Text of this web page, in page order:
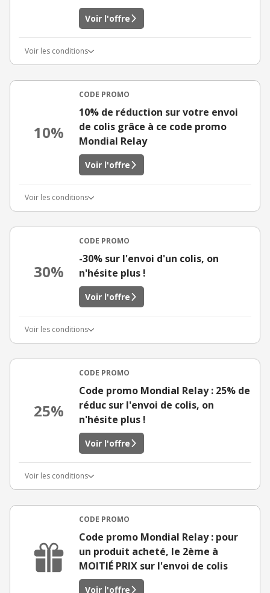
Voir l'offre
Voir les conditions
10%
CODE PROMO
10% de réduction sur votre envoi
de colis grâce à ce code promo
Mondial Relay
Voir l'offre
Voir les conditions
30%
CODE PROMO
-30% sur l'envoi d'un colis, on
n'hésite plus !
Voir l'offre
Voir les conditions
25%
CODE PROMO
Code promo Mondial Relay : 25% de
réduc sur l'envoi de colis, on
n'hésite plus !
Voir l'offre
Voir les conditions
CODE PROMO
Code promo Mondial Relay : pour
un produit acheté, le 2ème à
MOITIÉ PRIX sur l'envoi de colis
Voir l'offre